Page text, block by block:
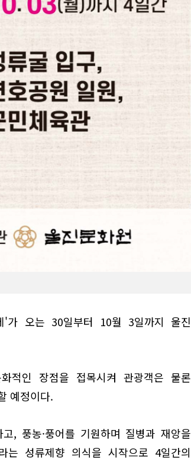
'가 오는 30일부터 10월 3일까지 울진
적인 장점을 접목시켜 관광객은 물론
예정이다.
, 풍농·풍어를 기원하며 질병과 재앙을
는 성류제향 의식을 시작으로 4일간의